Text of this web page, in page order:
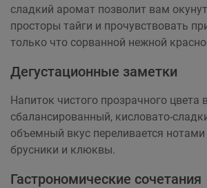
сладкий аромат позволит вам
просторы тайги и прочувствовать
только что сорванной нежной
Дегустационные заметки
Напиток чистого прозрачного цвета
сбалансированный, кисловато-
объемный вкус переливается
брусники и клюквы.
Гастрономические сочетания